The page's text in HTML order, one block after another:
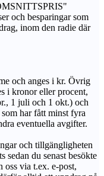
och besparingar som
inom den radie där
och anges i kr. Övrig
i kronor eller procent,
1 juli och 1 okt.) och
har fått minst fyra
eventuella avgifter.
och tillgängligheten
sedan du senast besökte
oss via t.ex. e-post,